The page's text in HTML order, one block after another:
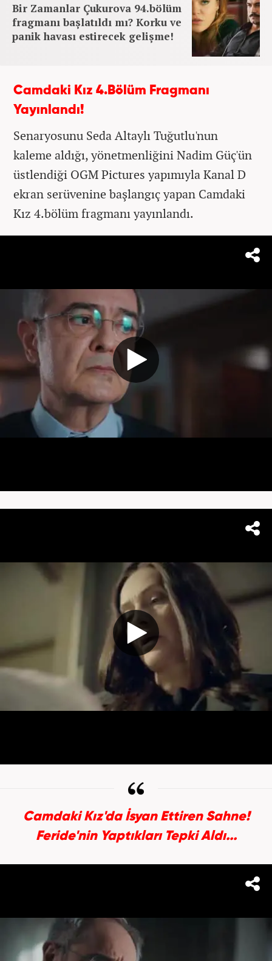
Bir Zamanlar Çukurova 94.bölüm
fragmanı başlatıldı mı? Korku ve
panik havası estirecek gelişme!
Camdaki Kız 4.Bölüm Fragmanı
Yayınlandı!
Senaryosunu Seda Altaylı Tuğutlu'nun
kaleme aldığı, yönetmenliğini Nadim Güç'ün
üstlendiği OGM Pictures yapımıyla Kanal D
ekran serüvenine başlangıç yapan Camdaki
Kız 4.bölüm fragmanı yayınlandı.
Camdaki Kız'da İsyan Ettiren Sahne!
Feride'nin Yaptıkları Tepki Aldı...